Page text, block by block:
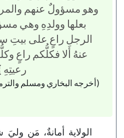
وهو مسؤولٌ عنهم
بعلها وولدِهِ وهي
الرجلِ راعٍ على بيتِ
عنهُ ألا فكلُّكم راعٍ
رعيتِهِ
(أخرجه البخاري ومسلم
الولاية أمانةٌ، مَن